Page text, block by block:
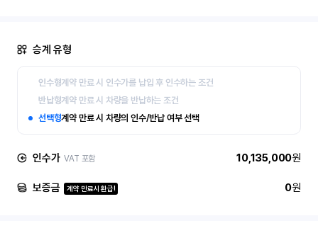
승계 유형
인수형계약 만료 시 인수가를 납입 후 인수하는 조건
반납형계약 만료 시 차량을 반납하는 조건
선택형계약 만료 시 차량의 인수/반납 여부 선택
인수가 VAT 포함 10,135,000원
보증금 계약 만료시 환급! 0원